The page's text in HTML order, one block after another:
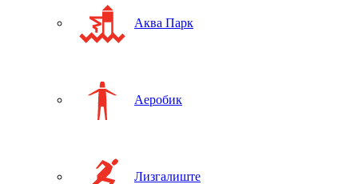
Аква Парк
Аеробик
Лизгалиште